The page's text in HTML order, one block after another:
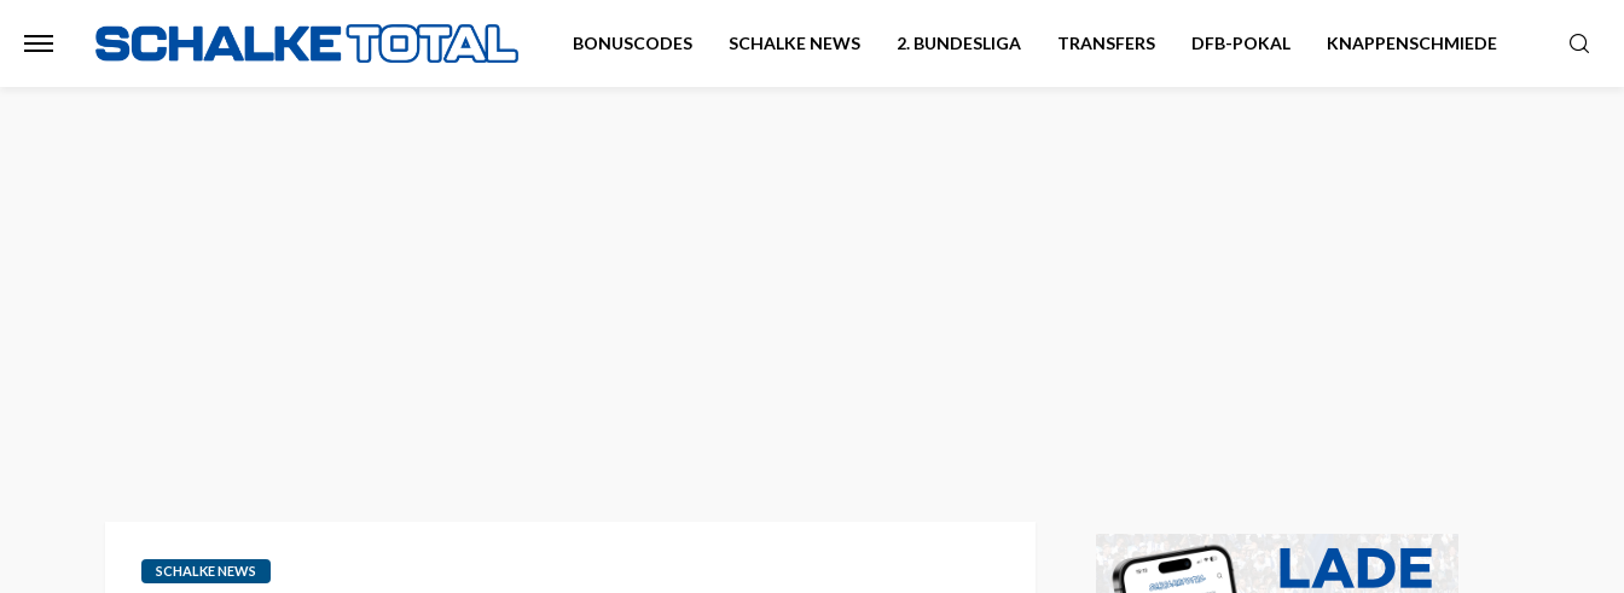
BONUSCODES SCHALKE NEWS 2. BUNDESLIGA TRANSFERS DFB-POKAL KNAPPENSCHMIEDE
SCHALKE NEWS